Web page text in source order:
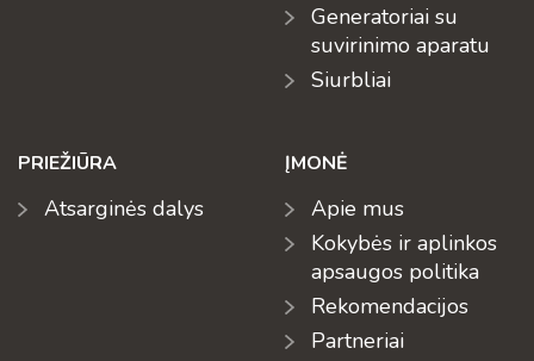
Generatoriai su
suvirinimo aparatu
Siurbliai
PRIEŽIŪRA
Atsarginės dalys
ĮMONĖ
Apie mus
Kokybės ir aplinkos
apsaugos politika
Rekomendacijos
Partneriai